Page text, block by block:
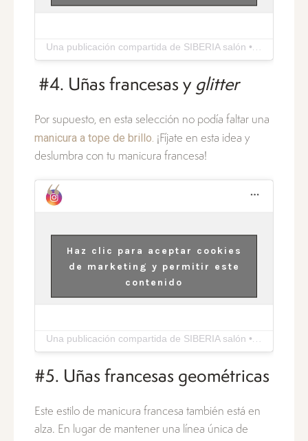
Una publicación compartida de SIBERIA salón • Nail Art salon (@siberia_salon)
#4. Uñas francesas y glitter
Por supuesto, en esta selección no podía faltar una
manicura a tope de brillo. ¡Fíjate en esta idea y
deslumbra con tu manicura francesa!
Una publicación compartida de SIBERIA salón • Nail Art salon (@siberia_salon)
Haz clic para aceptar cookies
de marketing y permitir este
contenido
#5. Uñas francesas geométricas
Este estilo de manicura francesa también está en
alza. En lugar de mantener una línea única de